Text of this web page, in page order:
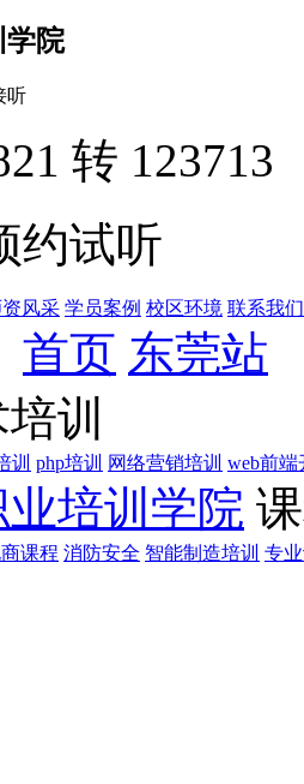
学院
听
转 123713
约试听
风采 学员案例 校区环境 联系我们
首页 东莞站
训
训 php培训 网络营销培训 web前
培训学院
课程 消防安全 智能制造培训 专